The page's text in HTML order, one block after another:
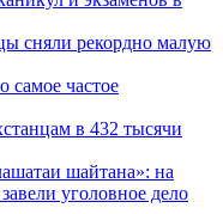
сняли рекордно малую
самое частое
в 432 тысячи
шайтана»: на
уголовное дело